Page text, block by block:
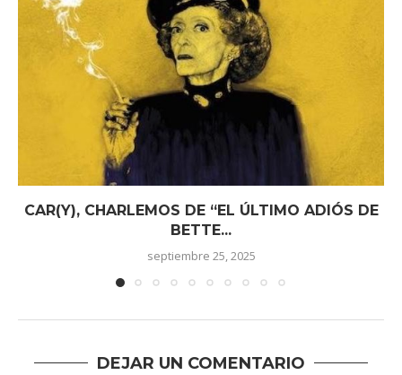
CAR(Y), CHARLEMOS DE “EL ÚLTIMO ADIÓS DE
BETTE...
septiembre 25, 2025
DEJAR UN COMENTARIO